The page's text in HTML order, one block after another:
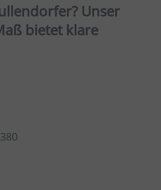
Unser
bietet klare